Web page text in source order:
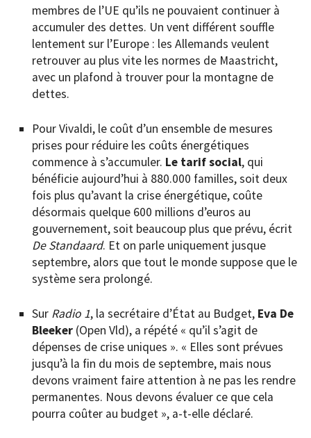
membres de l’UE qu’ils ne pouvaient continuer à
accumuler des dettes. Un vent différent souffle
lentement sur l’Europe : les Allemands veulent
retrouver au plus vite les normes de Maastricht,
avec un plafond à trouver pour la montagne de
dettes.
Pour Vivaldi, le coût d’un ensemble de mesures
prises pour réduire les coûts énergétiques
commence à s’accumuler. Le tarif social, qui
bénéficie aujourd’hui à 880.000 familles, soit deux
fois plus qu’avant la crise énergétique, coûte
désormais quelque 600 millions d’euros au
gouvernement, soit beaucoup plus que prévu, écrit
De Standaard. Et on parle uniquement jusque
septembre, alors que tout le monde suppose que le
système sera prolongé.
Sur Radio 1, la secrétaire d’État au Budget, Eva De
Bleeker (Open Vld), a répété « qu’il s’agit de
dépenses de crise uniques ». « Elles sont prévues
jusqu’à la fin du mois de septembre, mais nous
devons vraiment faire attention à ne pas les rendre
permanentes. Nous devons évaluer ce que cela
pourra coûter au budget », a-t-elle déclaré.